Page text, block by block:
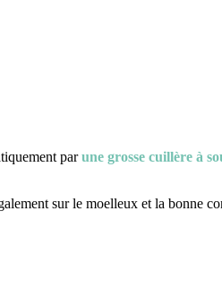
parune grosse cuillère à
sur le moelleux et la bonne